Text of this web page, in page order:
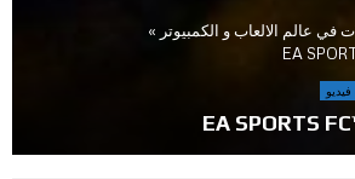
في عالم الالعاب و الكمبيوتر »